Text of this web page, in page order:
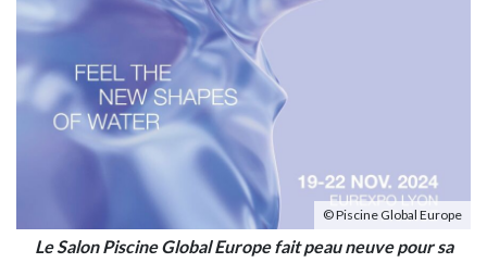
© Piscine Global Europe
Le Salon Piscine Global Europe fait peau neuve pour sa